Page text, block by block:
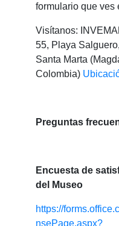
formulario que ves
Visítanos:
55, Playa
Santa Marta
Colombia)
Preguntas
Encuesta de
del Museo
https://
nsePage.aspx?